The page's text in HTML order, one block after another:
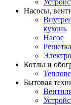
Насосы,
кухонь
Насос
Котлы и
Бытовая